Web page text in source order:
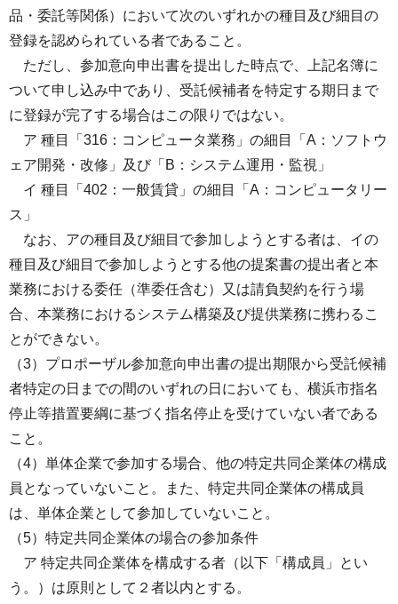
品・委託等関係）において次のいずれかの種目及び細目の
登録を認められている者であること。
ただし、参加意向申出書を提出した時点で、上記名簿に
ついて申し込み中であり、受託候補者を特定する期日まで
に登録が完了する場合はこの限りではない。
ア 種目「316：コンピュータ業務」の細目「A：ソフトウ
ェア開発・改修」及び「B：システム運用・監視」
イ 種目「402：一般賃貸」の細目「A：コンピュータリー
ス」
なお、アの種目及び細目で参加しようとする者は、イの
種目及び細目で参加しようとする他の提案書の提出者と本
業務における委任（準委任含む）又は請負契約を行う場
合、本業務におけるシステム構築及び提供業務に携わるこ
とができない。
（3）プロポーザル参加意向申出書の提出期限から受託候補
者特定の日までの間のいずれの日においても、横浜市指名
停止等措置要綱に基づく指名停止を受けていない者である
こと。
（4）単体企業で参加する場合、他の特定共同企業体の構成
員となっていないこと。また、特定共同企業体の構成員
は、単体企業として参加していないこと。
（5）特定共同企業体の場合の参加条件
ア 特定共同企業体を構成する者（以下「構成員」とい
う。）は原則として２者以内とする。